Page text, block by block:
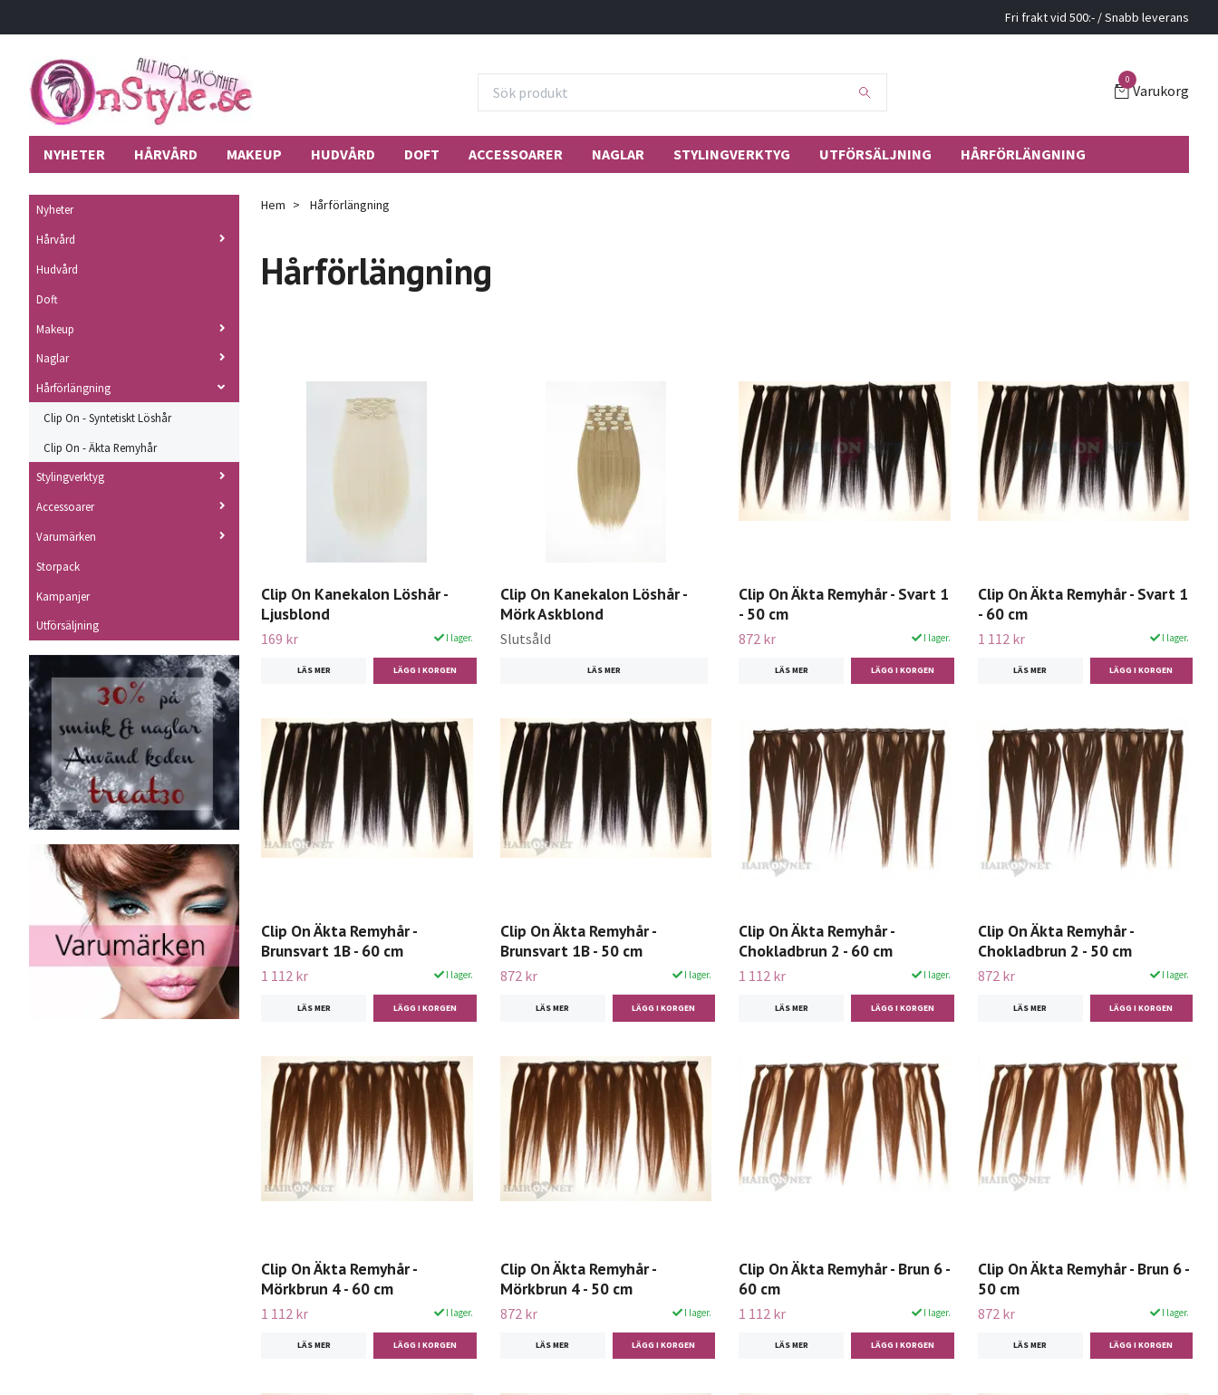
Fri frakt vid 500:- / Snabb leverans
0
Varukorg
NYHETER HÅRVÅRD MAKEUP HUDVÅRD DOFT ACCESSOARER NAGLAR STYLINGVERKTYG UTFÖRSÄLJNING HÅRFÖRLÄNGNING
Nyheter
Hårvård
Hudvård
Doft
Makeup
Naglar
Hårförlängning
Clip On - Syntetiskt Löshår
Clip On - Äkta Remyhår
Stylingverktyg
Accessoarer
Varumärken
Storpack
Kampanjer
Utförsäljning
Hem Hårförlängning
Hårförlängning
Clip On Kanekalon Löshår -
Ljusblond
169 kr I lager.
LÄS MER
Clip On Kanekalon Löshår -
Mörk Askblond
Slutsåld
LÄS MER
Clip On Äkta Remyhår - Svart 1
- 50 cm
872 kr I lager.
LÄS MER
Clip On Äkta Remyhår - Svart 1
- 60 cm
1 112 kr I lager.
LÄS MER
Clip On Äkta Remyhår -
Brunsvart 1B - 60 cm
1 112 kr I lager.
LÄS MER
Clip On Äkta Remyhår -
Brunsvart 1B - 50 cm
872 kr I lager.
LÄS MER
Clip On Äkta Remyhår -
Chokladbrun 2 - 60 cm
1 112 kr I lager.
LÄS MER
Clip On Äkta Remyhår -
Chokladbrun 2 - 50 cm
872 kr I lager.
LÄS MER
Clip On Äkta Remyhår -
Mörkbrun 4 - 60 cm
1 112 kr I lager.
LÄS MER
Clip On Äkta Remyhår -
Mörkbrun 4 - 50 cm
872 kr I lager.
LÄS MER
Clip On Äkta Remyhår - Brun 6 -
60 cm
1 112 kr I lager.
LÄS MER
Clip On Äkta Remyhår - Brun 6 -
50 cm
872 kr I lager.
LÄS MER